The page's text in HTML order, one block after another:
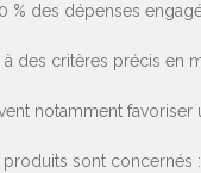
% des dépenses
des critères précis en
notamment
sont concernés